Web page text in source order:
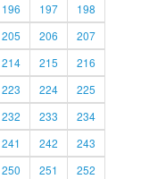
196 197
198
205 206
207
214 215
216
223 224
225
232 233
234
241 242
243
250 251 252